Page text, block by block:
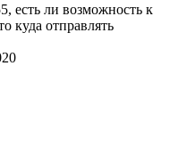
есть ли возможность к
куда отправлять